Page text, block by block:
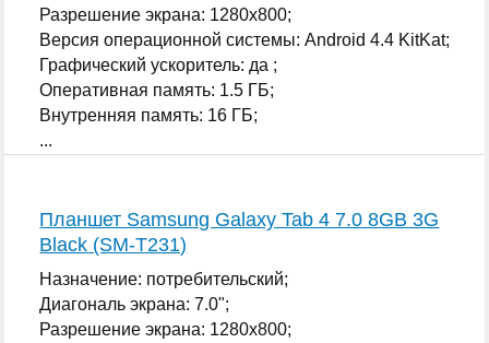
Разрешение экрана: 1280x800;
Версия операционной системы: Android 4.4 KitKat;
Графический ускоритель: да ;
Оперативная память: 1.5 ГБ;
Внутренняя память: 16 ГБ;
...
Планшет Samsung Galaxy Tab 4 7.0 8GB 3G
Black (SM-T231)
Назначение: потребительский;
Диагональ экрана: 7.0";
Разрешение экрана: 1280x800;